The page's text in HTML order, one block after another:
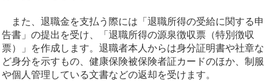
また、退職金を支払う際には「退職所得の受給に関する申
告書」の提出を受け、「退職所得の源泉徴収票（特別徴収
票）」を作成します。退職者本人からは身分証明書や社章な
ど身分を示すもの、健康保険被保険者証カードのほか、制服
や個人管理している文書などの返却を受けます。